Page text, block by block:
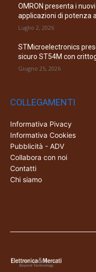
OMRON presenta i
applicazioni di potenza
Luglio 2, 2026
STMicroelectronics
sicuro ST54M con
Giugno 25, 2026
COLLEGAMENTI
Informativa Pivacy
Informativa Cookies
Pubblicità - ADV
Collabora con noi
Contatti
Chi siamo